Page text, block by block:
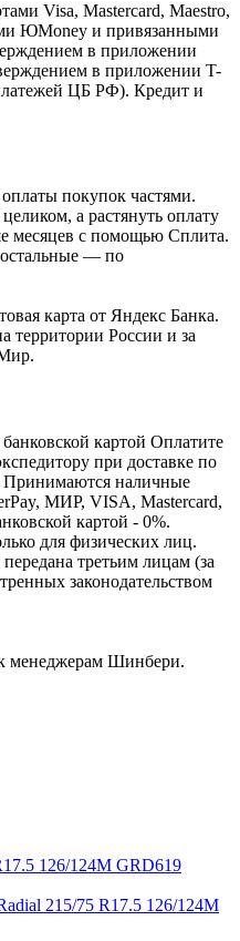
Visa, Mastercard, Maestro,
ЮMoney и привязанными
в приложении
в приложении T-
ЦБ РФ). Кредит и
покупок частями.
а растянуть оплату
месяцев с помощью Сплита.
— по
карта от Яндекс Банка.
территории России и за
картой Оплатите
при доставке по
наличные
МИР, VISA, Mastercard,
картой - 0%.
для физических лиц.
третьим лицам (за
законодательством
менеджерам Шинбери.
215/75 R17.5 126/124M